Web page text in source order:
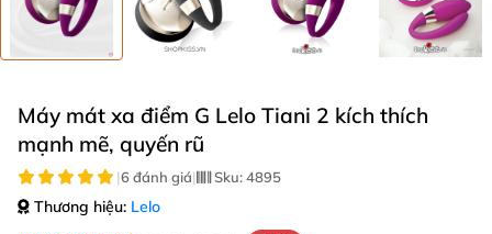
Máy mát xa điểm G Lelo Tiani 2 kích thích
mạnh mẽ, quyến rũ
|6 đánh giá| Sku:4895
Thương hiệu: Lelo